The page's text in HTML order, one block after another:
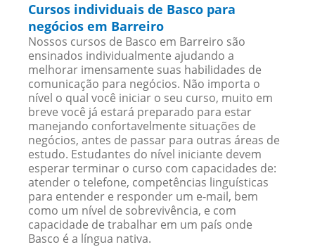
Cursos individuais de Basco para
negócios em Barreiro
Nossos cursos de Basco em Barreiro são
ensinados individualmente ajudando a
melhorar imensamente suas habilidades de
comunicação para negócios. Não importa o
nível o qual você iniciar o seu curso, muito em
breve você já estará preparado para estar
manejando confortavelmente situações de
negócios, antes de passar para outras áreas de
estudo. Estudantes do nível iniciante devem
esperar terminar o curso com capacidades de:
atender o telefone, competências linguísticas
para entender e responder um e-mail, bem
como um nível de sobrevivência, e com
capacidade de trabalhar em um país onde
Basco é a língua nativa.